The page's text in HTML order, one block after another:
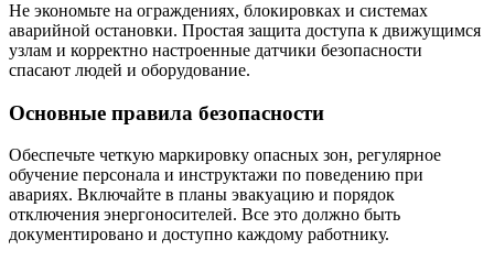
Не экономьте на ограждениях, блокировках и системах
аварийной остановки. Простая защита доступа к движущимся
узлам и корректно настроенные датчики безопасности
спасают людей и оборудование.
Основные правила безопасности
Обеспечьте четкую маркировку опасных зон, регулярное
обучение персонала и инструктажи по поведению при
авариях. Включайте в планы эвакуацию и порядок
отключения энергоносителей. Все это должно быть
документировано и доступно каждому работнику.